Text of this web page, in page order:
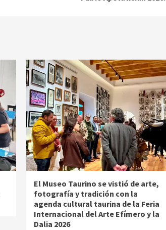
El Museo Taurino se vistió de arte,
fotografía y tradición con la
agenda cultural taurina de la Feria
Internacional del Arte Efímero y la
Dalia 2026